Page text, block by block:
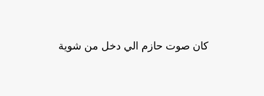
كان صوت حازم الي دخل من شوية